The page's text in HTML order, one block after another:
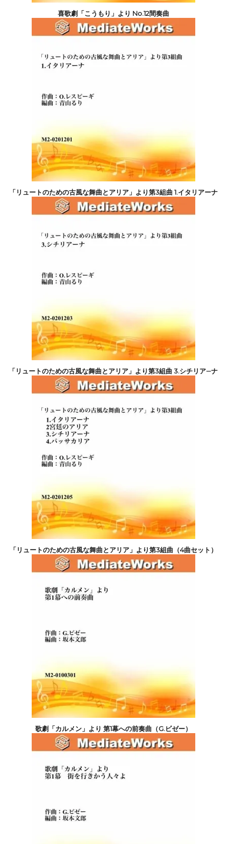
喜歌劇「こうもり」より No.12間奏曲
6,600円(税込)
「リュートのための古風な舞曲とアリア」より第3組曲 1.イタリアーナ
8,800円(税込)
「リュートのための古風な舞曲とアリア」より第3組曲 3.シチリア―ナ
8,800円(税込)
「リュートのための古風な舞曲とアリア」より第3組曲（4曲セット）
26,400円(税込)
歌劇「カルメン」より 第1幕への前奏曲（G.ビゼー）
11,000円(税込)